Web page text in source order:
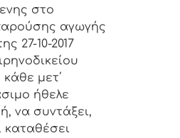
στο
αγωγής
27-10-2017
μετ΄
ήθελε
να συντάξει,
καταθέσει